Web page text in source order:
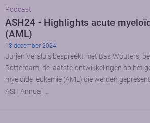
Podcast
ASH24 - Highlights acute
(AML)
18 december 2024
Jurjen Versluis bespreekt met Bas Wouters,
Rotterdam, de laatste ontwikkelingen op het
myeloïde leukemie (AML) die werden
ASH Annual …